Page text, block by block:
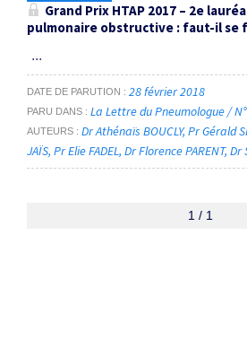
Maladie thromboembolique chronique ×
Dates
Du
Grand Prix HTAP 2017 – 2e
pulmonaire obstructive : faut-il se
...
DATE DE PARUTION 28 février 2018
PARU DANS La Lettre du Pneumologue /
AUTEURS Dr Athénaïs BOUCLY Pr Gérald
JAÏS Pr Elie FADEL Dr Florence PARENT Dr
1 / 1